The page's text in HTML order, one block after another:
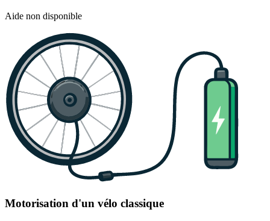
Aide non disponible
Motorisation d'un vélo classique